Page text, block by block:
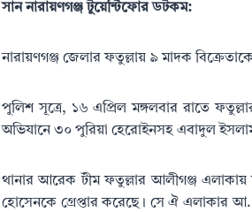
সান নারায়ণগঞ্জ টুয়েন্টিফোর ডটকম:
নারায়ণগঞ্জ জেলার ফতুল্লায় ৯ মাদক
পুলিশ সূত্রে, ১৬ এপ্রিল মঙ্গলবার রাতে
অভিযানে ৩০ পুরিয়া হেরোইনসহ এবাদুল
থানার আরেক টীম ফতুল্লার আলীগঞ্জ এলাকায়
হোসেনকে গ্রেপ্তার করেছে। সে ঐ এলাকার আ.